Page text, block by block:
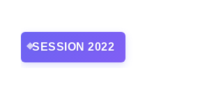
SESSION 2022